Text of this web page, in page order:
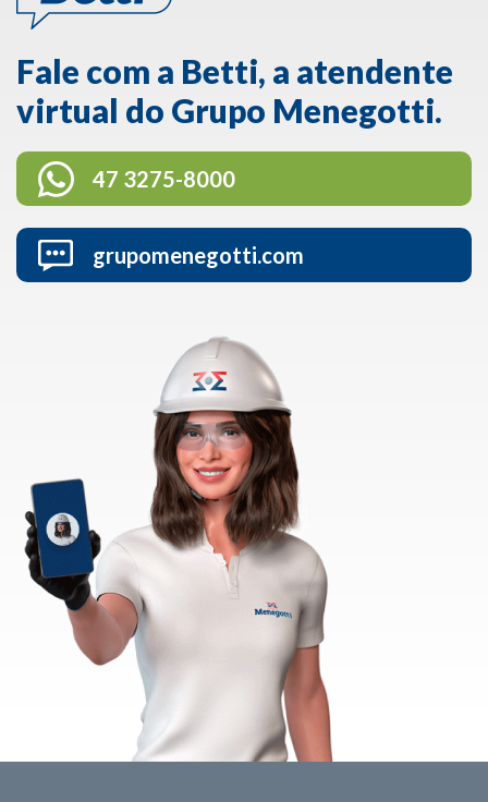
Fale com a Betti, a atendente
virtual do Grupo Menegotti.
47 3275-8000
grupomenegotti.com